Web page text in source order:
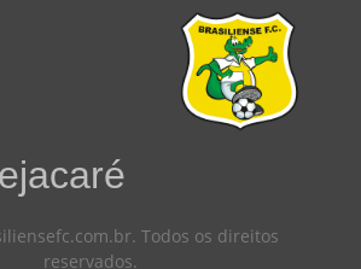
Todos os direitos
reservados.